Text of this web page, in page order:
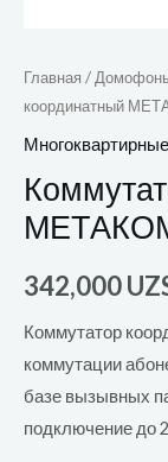
Главная /
координатный
342,000
Коммутатор
коммутации
базе вызывных
подключение до